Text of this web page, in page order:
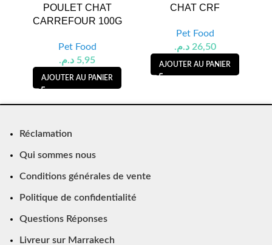
POULET CHAT
CARREFOUR 100G
Pet Food
5,95 د.م.
AJOUTER AU PANIER
CHAT CRF
Pet Food
26,50 د.م.
AJOUTER AU PANIER
Réclamation
Qui sommes nous
Conditions générales de vente
Politique de confidentialité
Questions Réponses
Livreur sur Marrakech